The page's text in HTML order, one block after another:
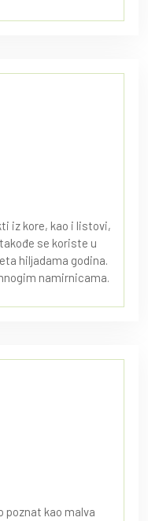
iz kore, kao i listovi,
se koriste u
hiljadama godina.
namirnicama.
poznat kao malva